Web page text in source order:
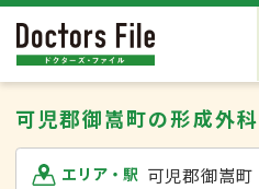
可児郡御嵩町の形成外科
エリア・駅 可児郡御嵩町